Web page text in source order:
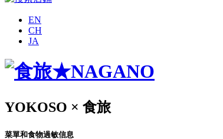
EN
CH
JA
YOKOSO × 食旅
菜單和食物過敏信息